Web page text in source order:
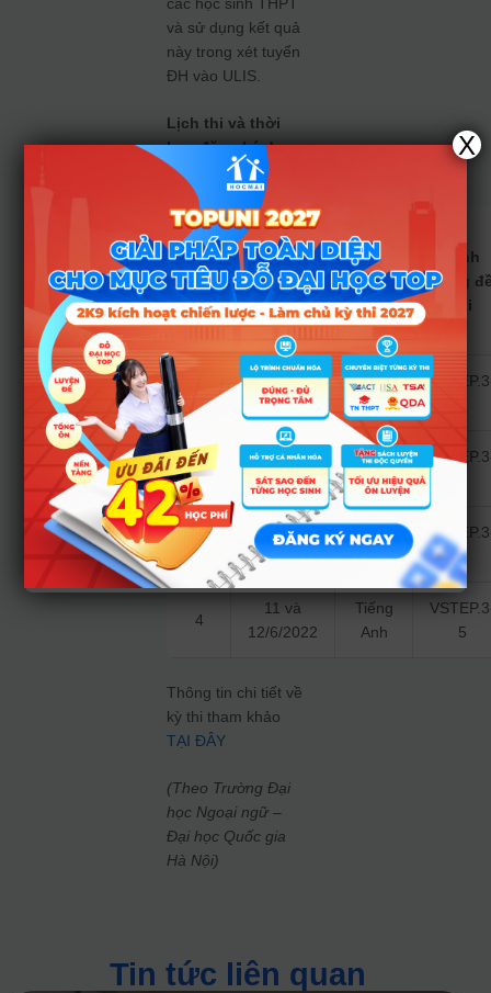
và sử dụng kết quả
này trong xét tuyển
ĐH vào ULIS.
Lịch thi và thời
hạn đăng ký dự
thi:
STT Lịch thi
Ngoại
ngữ
đăng
ký dự
thi
Định
dạng
thi
23/4/2022
Tiếng
Anh
2 7/5/2022
Tiếng
Anh
3
21 và
22/5/2022
Tiếng
Anh
5
4
11 và
12/6/2022
Tiếng
Anh
5
Thông tin chi tiết về
kỳ thi tham khảo
TẠI ĐÂY
(Theo Trường Đại
học Ngoại ngữ –
Đại học Quốc gia
Hà Nội)
Tin tức liên quan
X